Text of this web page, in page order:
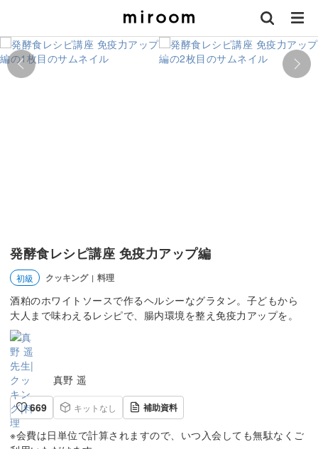
発酵食レシピ講座 免疫力アップ編
初級 クッキング | 料理
酒粕のホワイトソースで作るヘルシーなグラタン。子どもから
大人まで味わえるレシピで、腸内環境を整え免疫力アップを。
真野 遥
669
キットなし 補助資料
※会費は日単位で計算されますので、いつ入会しても無駄なくご